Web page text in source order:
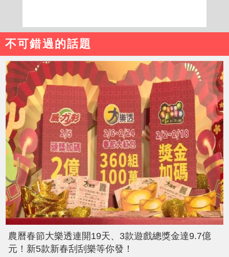
不可錯過的話題
農曆春節大樂透連開19天、3款遊戲總獎金達9.7億
元！新5款新春刮刮樂等你發！